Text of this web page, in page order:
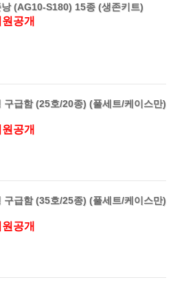
(AG10-S180) 15종 (생존키트)
원공개
구급함 (25호/20종) (풀세트/케이스만)
원공개
구급함 (35호/25종) (풀세트/케이스만)
원공개